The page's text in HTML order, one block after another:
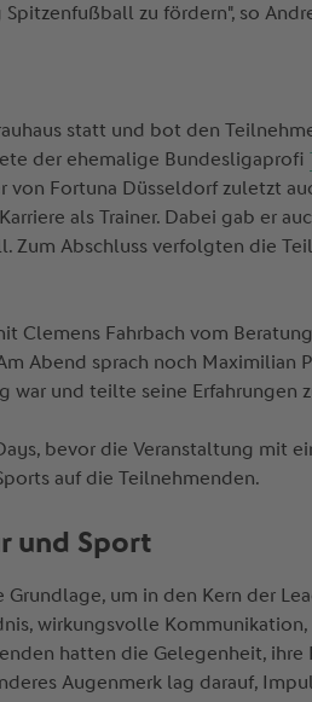
zu fördern", so
statt und bot den
der ehemalige Bundesligaprofi
von Fortuna Düsseldorf zuletzt
als Trainer. Dabei gab er
Abschluss verfolgten die
Clemens Fahrbach vom
Abend sprach noch Maximilian
und teilte seine Erfahrungen
bevor die Veranstaltung mit
auf die Teilnehmenden.
und Sport
um in den Kern der
wirkungsvolle
hatten die Gelegenheit,
Augenmerk lag darauf,